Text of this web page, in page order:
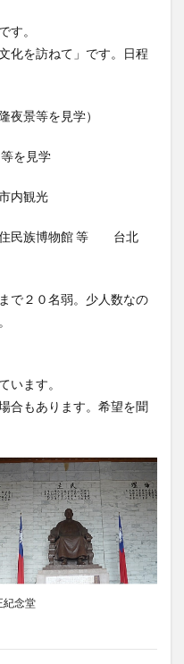
す。
化を訪ねて」です。日程
景等を見学）
を見学
内観光
住民族博物館 等 台北
で２０名弱。少人数なの
います。
合もあります。希望を聞
紀念堂